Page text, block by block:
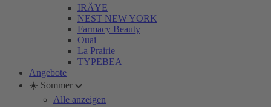
IRÄYE
NEST NEW YORK
Farmacy Beauty
Ouai
La Prairie
TYPEBEA
Angebote
☀️ Sommer
Alle anzeigen